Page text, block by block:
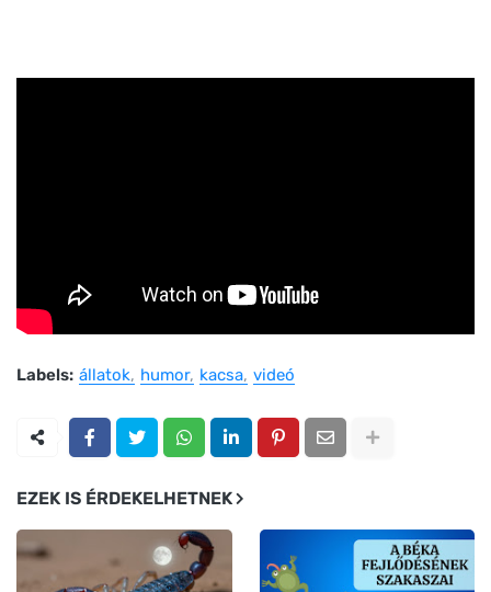
Labels: állatok humor kacsa videó
EZEK IS ÉRDEKELHETNEK